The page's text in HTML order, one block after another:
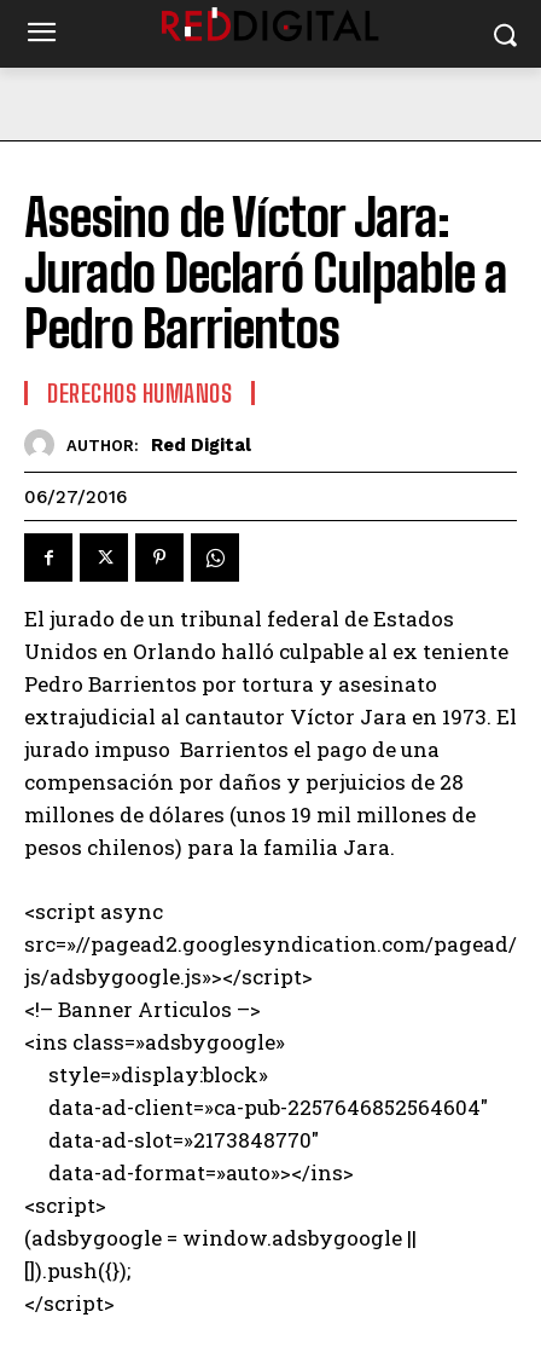
Asesino de Víctor Jara:
Jurado Declaró Culpable a
Pedro Barrientos
DERECHOS HUMANOS
AUTHOR: Red Digital
06/27/2016
El jurado de un tribunal federal de Estados
Unidos en Orlando halló culpable al ex teniente
Pedro Barrientos por tortura y asesinato
extrajudicial al cantautor Víctor Jara en 1973. El
jurado impuso Barrientos el pago de una
compensación por daños y perjuicios de 28
millones de dólares (unos 19 mil millones de
pesos chilenos) para la familia Jara.
<script async
src=»//pagead2.googlesyndication.com/pagead/
js/adsbygoogle.js»></script>
<!– Banner Articulos –>
<ins class=»adsbygoogle»
style=»display:block»
data-ad-client=»ca-pub-2257646852564604″
data-ad-slot=»2173848770″
data-ad-format=»auto»></ins>
<script>
(adsbygoogle = window.adsbygoogle ||
[]).push({});
</script>